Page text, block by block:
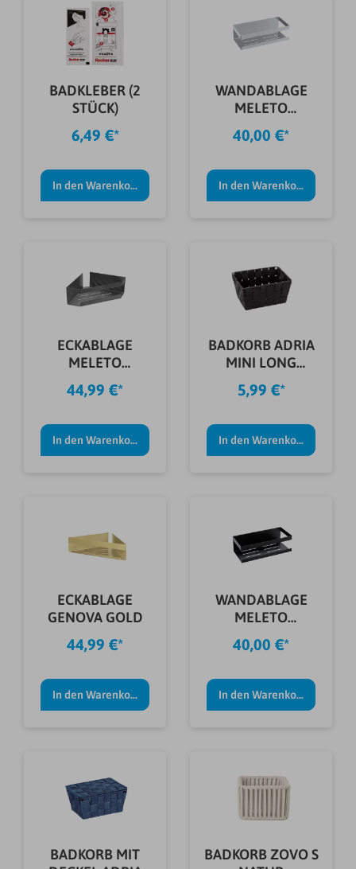
BADKLEBER (2
STÜCK)
6,49 €*
In den Warenkorb
WANDABLAGE
MELETO
GLÄNZEND
40,00 €*
In den Warenkorb
ECKABLAGE
MELETO
GUNMETALL
44,99 €*
In den Warenkorb
BADKORB ADRIA
MINI LONG
19X14X9CM
BLACK
5,99 €*
In den Warenkorb
ECKABLAGE
GENOVA GOLD
44,99 €*
In den Warenkorb
WANDABLAGE
MELETO
SCHWARZ
40,00 €*
In den Warenkorb
BADKORB MIT
BADKORB ZOVO S